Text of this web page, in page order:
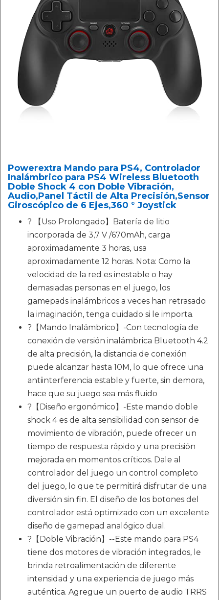
Powerextra Mando para PS4, Controlador
Inalámbrico para PS4 Wireless Bluetooth
Doble Shock 4 con Doble Vibración,
Audio,Panel Táctil de Alta Precisión,Sensor
Giroscópico de 6 Ejes,360 ​​° Joystick
? 【Uso Prolongado】Batería de litio
incorporada de 3,7 V /670mAh, carga
aproximadamente 3 horas, usa
aproximadamente 12 horas. Nota: Como la
velocidad de la red es inestable o hay
demasiadas personas en el juego, los
gamepads inalámbricos a veces han retrasado
la imaginación, tenga cuidado si le importa.
?【Mando Inalámbrico】-Con tecnología de
conexión de versión inalámbrica Bluetooth 4.2
de alta precisión, la distancia de conexión
puede alcanzar hasta 10M, lo que ofrece una
antiinterferencia estable y fuerte, sin demora,
hace que su juego sea más fluido
?【Diseño ergonómico】-Este mando doble
shock 4 es de alta sensibilidad con sensor de
movimiento de vibración, puede ofrecer un
tiempo de respuesta rápido y una precisión
mejorada en momentos críticos. Dale al
controlador del juego un control completo
del juego, lo que te permitirá disfrutar de una
diversión sin fin. El diseño de los botones del
controlador está optimizado con un excelente
diseño de gamepad analógico dual.
?【Doble Vibración】--Este mando para PS4
tiene dos motores de vibración integrados, le
brinda retroalimentación de diferente
intensidad y una experiencia de juego más
auténtica. Agregue un puerto de audio TRRS